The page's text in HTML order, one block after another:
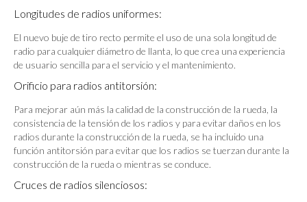
Longitudes de radios uniformes:
El nuevo buje de tiro recto permite el uso de una sola longitud de
radio para cualquier diámetro de llanta, lo que crea una experiencia
de usuario sencilla para el servicio y el mantenimiento.
Orificio para radios antitorsión:
Para mejorar aún más la calidad de la construcción de la rueda, la
consistencia de la tensión de los radios y para evitar daños en los
radios durante la construcción de la rueda, se ha incluido una
función antitorsión para evitar que los radios se tuerzan durante la
construcción de la rueda o mientras se conduce.
Cruces de radios silenciosos: